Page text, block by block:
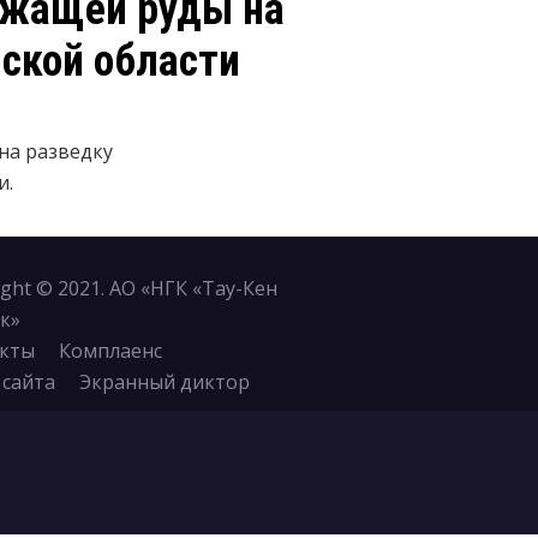
области
разведку
© 2021. АО «НГК «Тау-Кен
Комплаенс
Экранный диктор